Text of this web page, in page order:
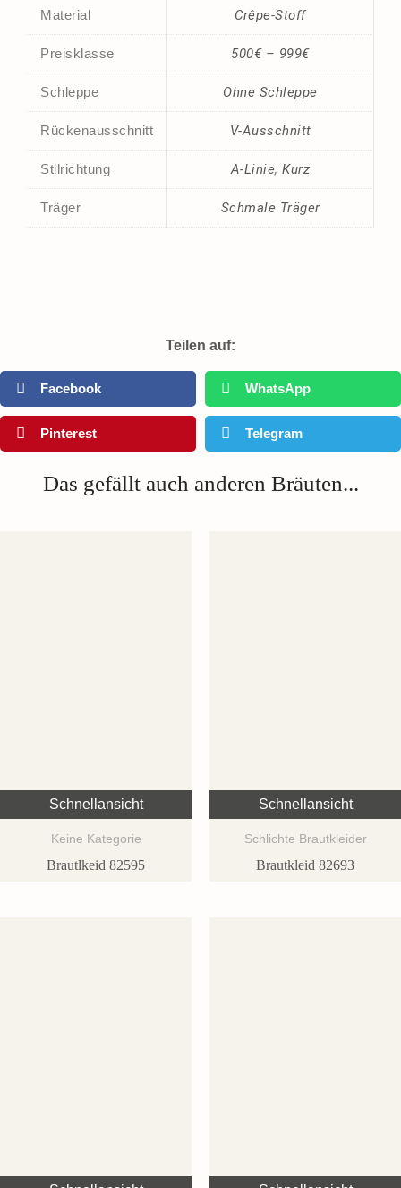
Material Crêpe-Stoff
Preisklasse 500€ – 999€
Schleppe Ohne Schleppe
Rückenausschnitt V-Ausschnitt
Stilrichtung A-Linie,Kurz
Träger Schmale Träger
Teilen auf:
Facebook WhatsApp
Pinterest Telegram
Das gefällt auch anderen Bräuten...
Schnellansicht
Keine Kategorie
Brautlkeid 82595
Schnellansicht
Schlichte Brautkleider
Brautkleid 82693